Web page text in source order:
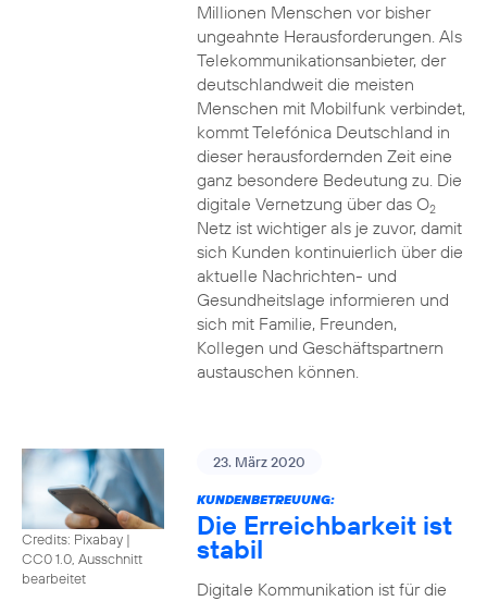
Millionen Menschen vor bisher
ungeahnte Herausforderungen. Als
Telekommunikationsanbieter, der
deutschlandweit die meisten
Menschen mit Mobilfunk verbindet,
kommt Telefónica Deutschland in
dieser herausfordernden Zeit eine
ganz besondere Bedeutung zu. Die
digitale Vernetzung über das O2
Netz ist wichtiger als je zuvor, damit
sich Kunden kontinuierlich über die
aktuelle Nachrichten- und
Gesundheitslage informieren und
sich mit Familie, Freunden,
Kollegen und Geschäftspartnern
austauschen können.
Credits: Pixabay |
CC0 1.0, Ausschnitt
bearbeitet
23. März 2020
KUNDENBETREUUNG:
Die Erreichbarkeit ist
stabil
Digitale Kommunikation ist für die